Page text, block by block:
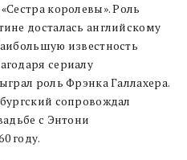
королевы». Роль
досталась английскому
известность
сериалу
роль Фрэнка Галлахера.
сопровождал
с Энтони
году.